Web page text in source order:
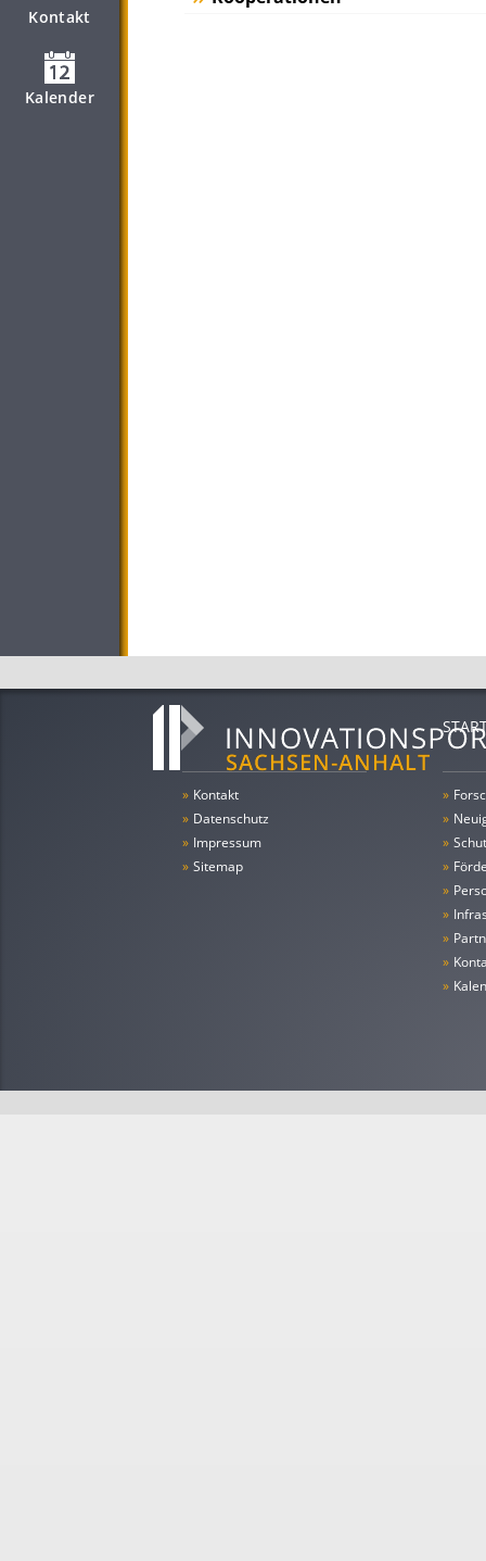
Kontakt
Kalender
» Kontakt
» Datenschutz
» Impressum
» Sitemap
»
»
»
»
»
»
»
»
»